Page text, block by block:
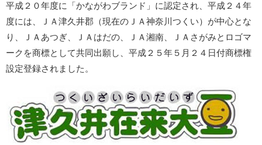
平成２０年度に「かながわブランド」に認定され、平成２４年
度には、ＪＡ津久井郡（現在のＪＡ神奈川つくい）が中心とな
り、ＪＡあつぎ、ＪＡはだの、ＪＡ湘南、ＪＡさがみとロゴマ
ークを商標として共同出願し、平成２５年５月２４日付商標権
設定登録されました。